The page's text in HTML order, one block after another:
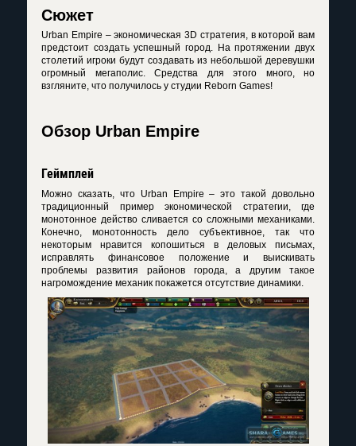
Сюжет
Urban Empire – экономическая 3D стратегия, в которой вам
предстоит создать успешный город. На протяжении двух
столетий игроки будут создавать из небольшой деревушки
огромный мегаполис. Средства для этого много, но
взгляните, что получилось у студии Reborn Games!
Обзор Urban Empire
Геймплей
Можно сказать, что Urban Empire – это такой довольно
традиционный пример экономической стратегии, где
монотонное действо сливается со сложными механиками.
Конечно, монотонность дело субъективное, так что
некоторым нравится копошиться в деловых письмах,
исправлять финансовое положение и выискивать
проблемы развития районов города, а другим такое
нагромождение механик покажется отсутствие динамики.